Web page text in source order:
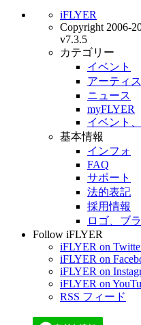
iFLYER
Copyright 2006-
v7.3.5
カテゴリー
イベント
アーティ
ニュース
myFLYER
イベント
基本情報
インフォ
FAQ
サポート
法的表記
採用情報
ロゴ、ブ
Follow iFLYER
iFLYER on
iFLYER on
iFLYER on
iFLYER on
RSS フィード